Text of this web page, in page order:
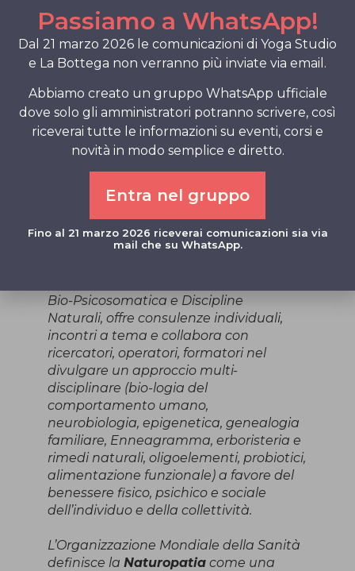
aiutano il riequilibrio,
– esempi di casi concreti, scambio di
domande/risposte.
L’incontro NON richiede conoscenze
o studi precedenti.
per info e iscrizioni
biologialibera@gmail.com
Con amore e gratitudine
Sabrina Patelli e lo staff di Yoga Studio
Bio-Psicosomatica e Discipline
Naturali, offre consulenze individuali,
incontri a tema e collabora con
ricercatori, operatori, formatori nel
divulgare un approccio multi-
disciplinare (bio-logia del
comportamento umano,
neurobiologia, epigenetica, genealogia
familiare, Enneagramma, erboristeria e
rimedi naturali, oligoelementi, probiotici,
alimentazione funzionale) a favore del
benessere fisico, psichico e sociale
dell’individuo e della collettività.
L’Organizzazione Mondiale della Sanità
definisce la Naturopatia come una
Passiamo a WhatsApp!
Dal 21 marzo 2026 le comunicazioni di Yoga Studio
e La Bottega non verranno più inviate via email.
Abbiamo creato un gruppo WhatsApp ufficiale
dove solo gli amministratori potranno scrivere, così
riceverai tutte le informazioni su eventi, corsi e
novità in modo semplice e diretto.
Entra nel gruppo
Fino al 21 marzo 2026 riceverai comunicazioni sia via
mail che su WhatsApp.